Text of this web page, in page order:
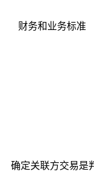
财务和业务标准
确定关联方交易是